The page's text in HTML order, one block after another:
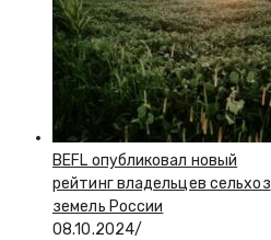
BEFL опубликовал новый
рейтинг владельцев сельхоз
земель России
08.10.2024/